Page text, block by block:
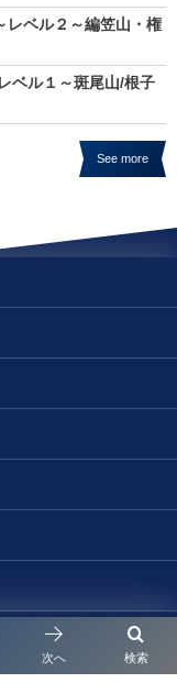
レベル２～編笠山・権
ベル１～斑尾山/根子
See more
検索
次へ